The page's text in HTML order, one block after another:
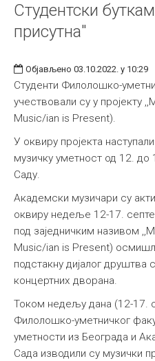
Студентски
присутна"
Објављено 03.10.2022. у 10:29
Студенти Филолошко-
учествовали су у пројекту
Music/ian is Present).
У оквиру пројекта
музичку уметност од 12.
Саду.
Академски музичари су
оквиру недеље 12-17.
под заједничким називом
Music/ian is Present)
подстакну дијалог друштва
концертних дворана.
Током недељу дана (12-17.
Филолошко-уметничког
уметности из Београда и
Сада изводили су музички